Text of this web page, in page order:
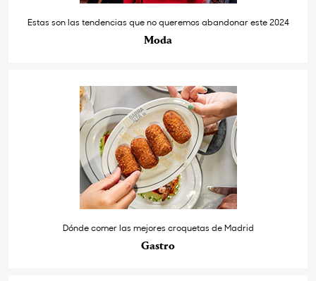
Estas son las tendencias que no queremos abandonar este 2024
Moda
Dónde comer las mejores croquetas de Madrid
Gastro